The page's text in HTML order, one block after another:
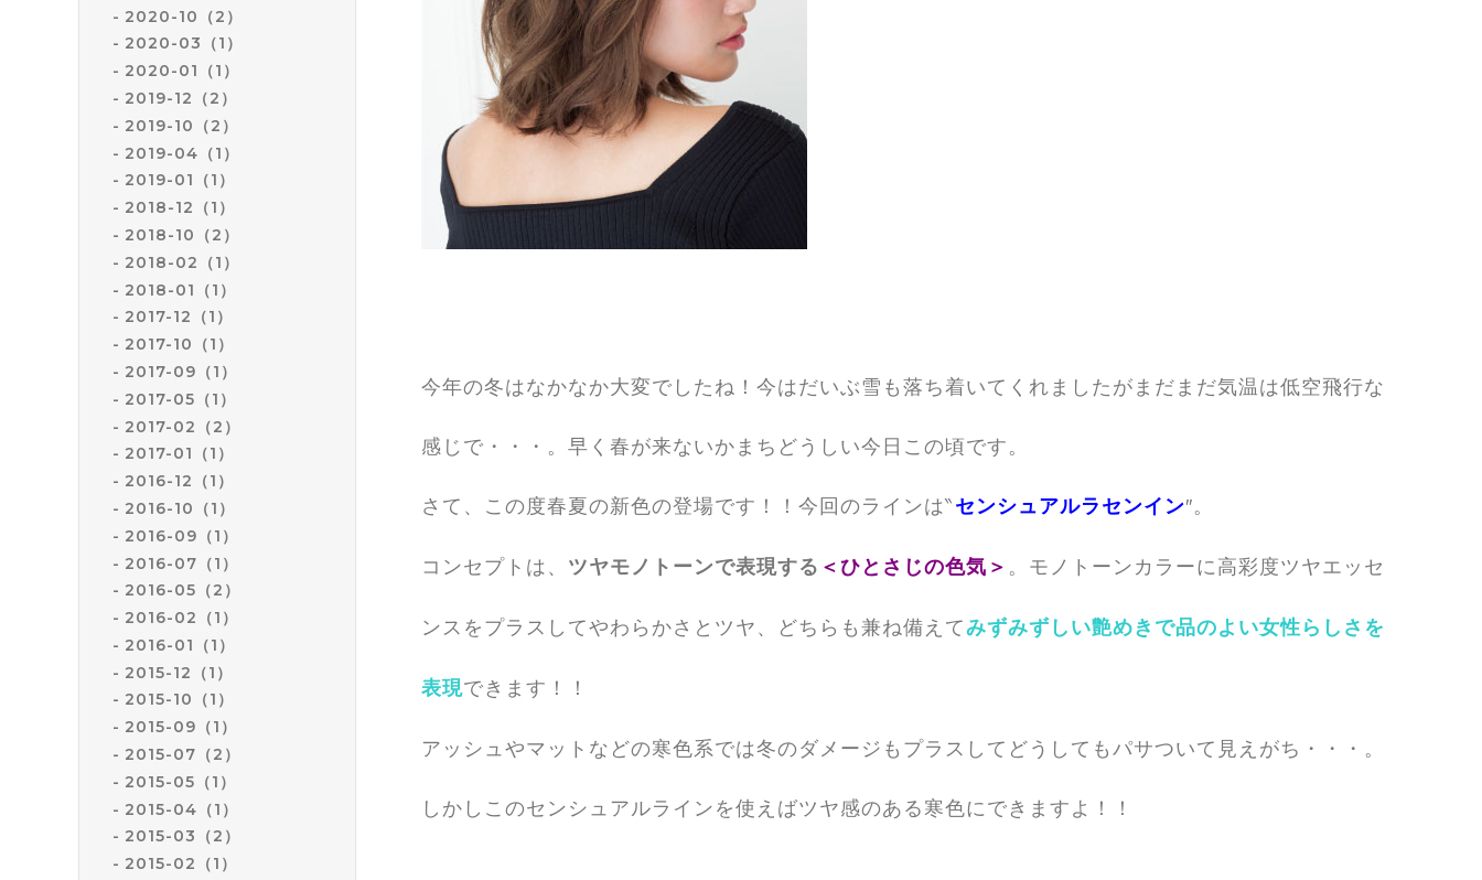
2020-10（2）
2020-03（1）
2020-01（1）
2019-12（2）
2019-10（2）
2019-04（1）
2019-01（1）
2018-12（1）
2018-10（2）
2018-02（1）
2018-01（1）
2017-12（1）
2017-10（1）
2017-09（1）
2017-05（1）
2017-02（2）
2017-01（1）
2016-12（1）
2016-10（1）
2016-09（1）
2016-07（1）
2016-05（2）
2016-02（1）
2016-01（1）
2015-12（1）
2015-10（1）
2015-09（1）
2015-07（2）
2015-05（1）
2015-04（1）
2015-03（2）
2015-02（1）
今年の冬はなかなか大変でしたね！今はだいぶ雪も落ち着いてくれましたがまだまだ気温は低空飛行な
感じで・・・。早く春が来ないかまちどうしい今日この頃です。
さて、この度春夏の新色の登場です！！今回のラインは‶センシュアルラセンイン″。
コンセプトは、 ツヤモノトーンで表現する ＜ひとさじの色気＞ 。モノトーンカラーに高彩度ツヤエッセ
ンスをプラスしてやわらかさとツヤ、どちらも兼ね備えてみずみずしい艶めきで品のよい女性らしさを
表現できます！！
アッシュやマットなどの寒色系では冬のダメージもプラスしてどうしてもパサついて見えがち・・・。
しかしこのセンシュアルラインを使えばツヤ感のある寒色にできますよ！！